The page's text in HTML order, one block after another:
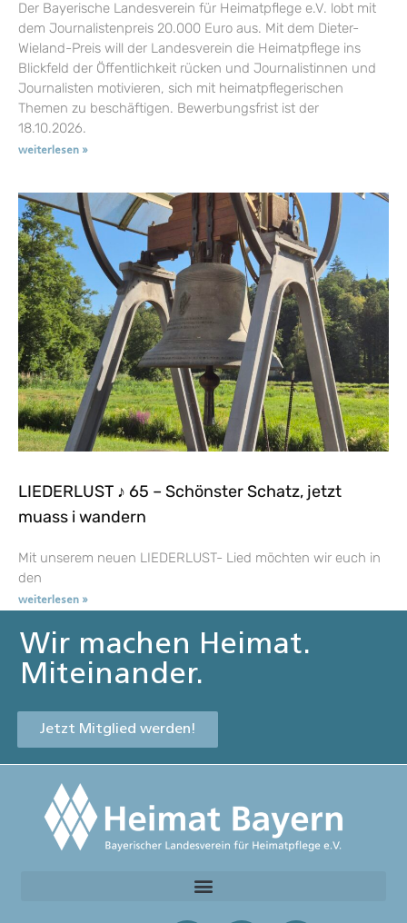
Der Bayerische Landesverein für Heimatpflege e.V. lobt mit
dem Journalistenpreis 20.000 Euro aus. Mit dem Dieter-
Wieland-Preis will der Landesverein die Heimatpflege ins
Blickfeld der Öffentlichkeit rücken und Journalistinnen und
Journalisten motivieren, sich mit heimatpflegerischen
Themen zu beschäftigen. Bewerbungsfrist ist der
18.10.2026.
weiterlesen »
LIEDERLUST ♪ 65 – Schönster Schatz, jetzt
muass i wandern
Mit unserem neuen LIEDERLUST- Lied möchten wir euch in
den
weiterlesen »
Wir machen Heimat.
Miteinander.
Jetzt Mitglied werden!